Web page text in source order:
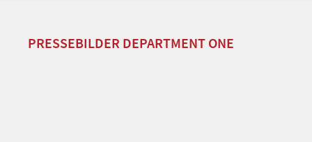
PRESSEBILDER DEPARTMENT ONE